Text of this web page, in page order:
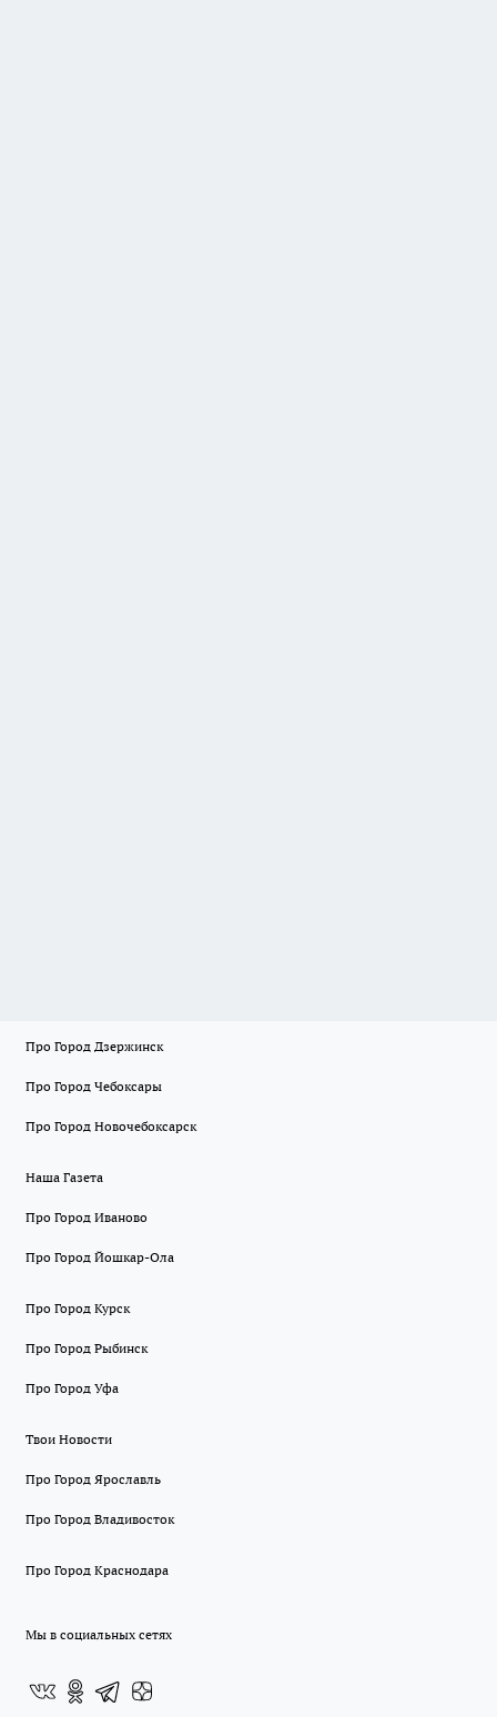
Про Город Дзержинск
Про Город Чебоксары
Про Город Новочебоксарск
Наша Газета
Про Город Иваново
Про Город Йошкар-Ола
Про Город Курск
Про Город Рыбинск
Про Город Уфа
Твои Новости
Про Город Ярославль
Про Город Владивосток
Про Город Краснодара
Мы в социальных сетях